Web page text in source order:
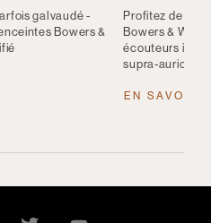
galvaudé -
Bowers &
Profitez de la
Bowers &
écouteurs
supra-
EN SAVOIR